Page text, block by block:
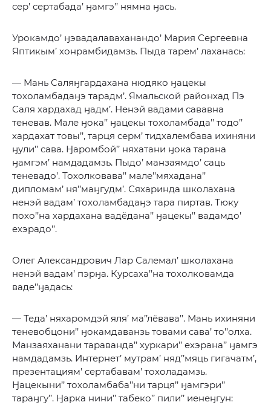
сер’ сертабада’ ӈамгэ’’ нямна ӈась.
Урокамдо’ ӈэвадалаваханандо’ Мария Сергеевна
Яптикым’ хонрамбидамзь. Пыда тарем’ лаханась:
— Мань Саляӈгардахана нюдяко ӈацекы
тохоламбадаӈэ тарадм’. Ямальской районхад Пэ
Саля хардахад ӈадм’. Ненэй вадами сававна
теневав. Мале ӈока’’ ӈацекы тохоламбада’’ тодо’’
хардахат товы’’, тарця серм’ тидхалембава ихиняни
ӈули’’ сава. Ӈаромбой’’ няхатани ӈока тарана
ӈамгэм’ намдадамзь. Пыдо’ манзаямдо’ саць
теневадо’. Тохолковава’’ мале’’мяхадана’’
дипломам’ ня’’маӈгудм’. Сяхаринда школахана
ненэй вадам’ тохоламбадаӈэ тара пиртав. Тюку
похо’’на хардахана вадёдана’’ ӈацекы’’ вадамдо’
ехэрадо’’.
Олег Александрович Лар Салемал’ школахана
ненэй вадам’ пэрӈа. Курсаха’’на тохолковамда
ваде’’ӈадась:
— Теда’ няхаромдэй яля’ ма’’лёвава’’. Мань ихиняни
теневобцони’’ ӈокамдаванзь товами сава’ то’’олха.
Манзаяханани тараванда’’ хуркари’’ ехэрана’’ ӈамгэ
намдадамзь. Интернет’ мутрам’ няд’’мяць гигачатм’,
презентациям’ сертабавам’ тохоладамзь.
Ӈацекыни’’ тохоламбаба’’ни тарця’’ ӈамгэри’’
тараӈгу’’. Ӈарка нини’’ табеко’’ пили’’ иенеӈгун: